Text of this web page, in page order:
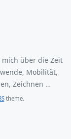
über die Zeit
Mobilität,
Zeichnen …
theme.